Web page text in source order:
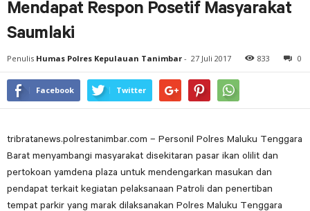
Mendapat Respon Posetif Masyarakat
Saumlaki
Penulis Humas Polres Kepulauan Tanimbar - 27 Juli 2017 833 0
Facebook Twitter
tribratanews.polrestanimbar.com – Personil Polres Maluku Tenggara
Barat menyambangi masyarakat disekitaran pasar ikan olilit dan
pertokoan yamdena plaza untuk mendengarkan masukan dan
pendapat terkait kegiatan pelaksanaan Patroli dan penertiban
tempat parkir yang marak dilaksanakan Polres Maluku Tenggara